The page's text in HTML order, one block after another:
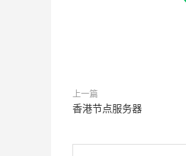
上一篇
香港节点服务器